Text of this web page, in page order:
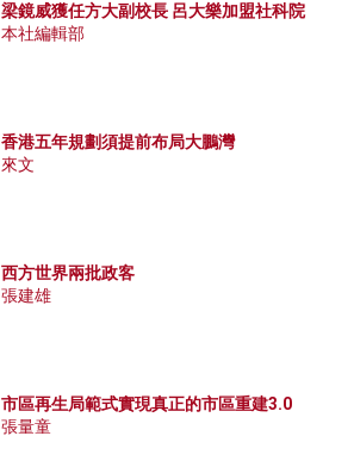
梁鏡威獲任方大副校長 呂大樂加盟社科院
本社編輯部
香港五年規劃須提前布局大鵬灣
來文
西方世界兩批政客
張建雄
市區再生局範式實現真正的市區重建3.0
張量童